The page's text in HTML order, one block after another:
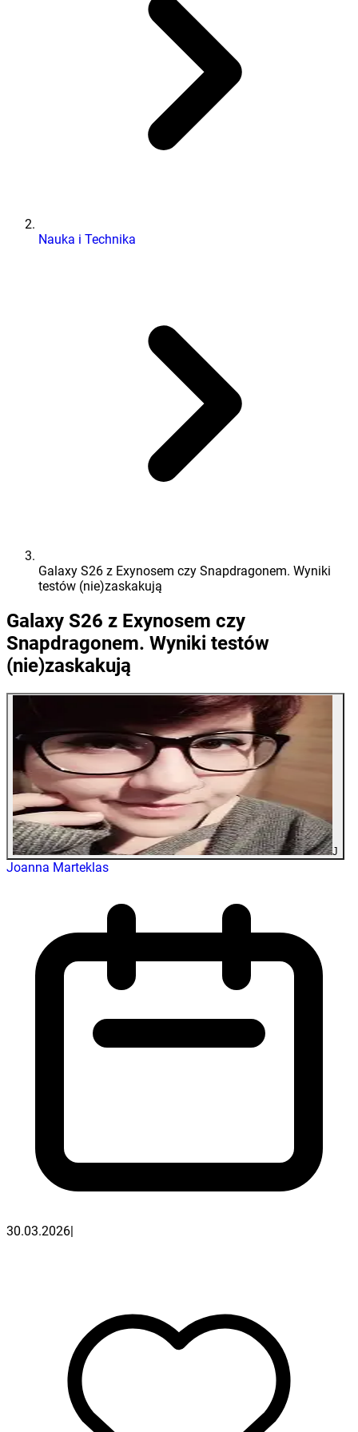
Nauka i Technika
Galaxy S26 z Exynosem czy Snapdragonem. Wyniki
testów (nie)zaskakują
Galaxy S26 z Exynosem czy
Snapdragonem. Wyniki testów
(nie)zaskakują
J
Joanna Marteklas
30.03.2026|